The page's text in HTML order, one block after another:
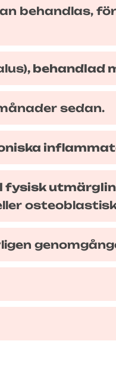
behandlas,
, behandlad
sedan.
fysisk